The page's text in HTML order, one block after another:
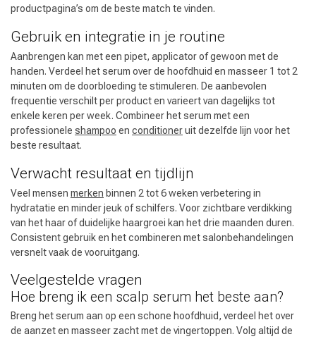
productpagina’s om de beste match te vinden.
Gebruik en integratie in je routine
Aanbrengen kan met een pipet, applicator of gewoon met de
handen. Verdeel het serum over de hoofdhuid en masseer 1 tot 2
minuten om de doorbloeding te stimuleren. De aanbevolen
frequentie verschilt per product en varieert van dagelijks tot
enkele keren per week. Combineer het serum met een
professionele shampoo en conditioneruit dezelfde lijn voor het
beste resultaat.
Verwacht resultaat en tijdlijn
Veel mensen merken binnen 2 tot 6 weken verbetering in
hydratatie en minder jeuk of schilfers. Voor zichtbare verdikking
van het haar of duidelijke haargroei kan het drie maanden duren.
Consistent gebruik en het combineren met salonbehandelingen
versnelt vaak de vooruitgang.
Veelgestelde vragen
Hoe breng ik een scalp serum het beste aan?
Breng het serum aan op een schone hoofdhuid, verdeel het over
de aanzet en masseer zacht met de vingertoppen. Volg altijd de